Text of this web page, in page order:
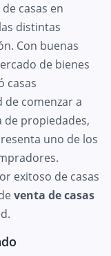
casas en
distintas
Con buenas
de bienes
casas
comenzar a
de propiedades,
uno de los
exitoso de casas
venta de casas